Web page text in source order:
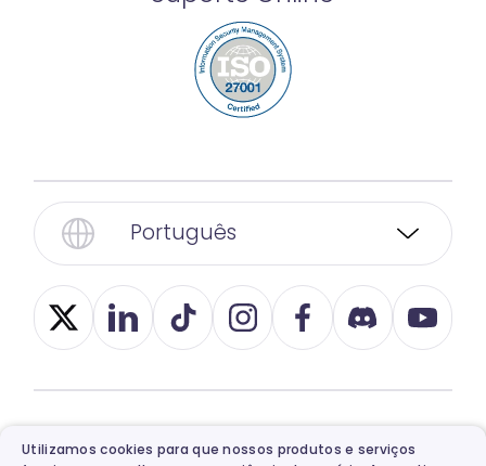
Português
© 2026, Vidnoz. Todos os direitos reservados.
Utilizamos cookies para que nossos produtos e serviços